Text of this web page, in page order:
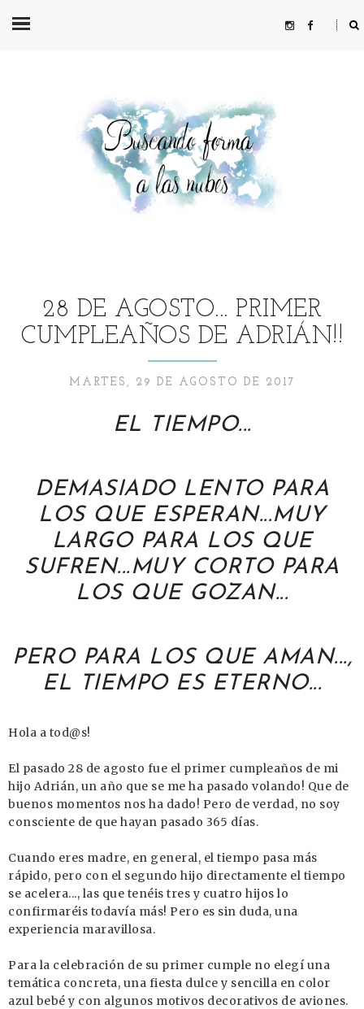
28 DE AGOSTO... PRIMER
CUMPLEAÑOS DE ADRIÁN!!
MARTES, 29 DE AGOSTO DE 2017
EL TIEMPO...
DEMASIADO LENTO PARA
LOS QUE ESPERAN...MUY
LARGO PARA LOS QUE
SUFREN...MUY CORTO PARA
LOS QUE GOZAN...
PERO PARA LOS QUE AMAN...,
EL TIEMPO ES ETERNO...
Hola a tod@s!
El pasado 28 de agosto fue el primer cumpleaños de mi
hijo Adrián, un año que se me ha pasado volando! Que de
buenos momentos nos ha dado! Pero de verdad, no soy
consciente de que hayan pasado 365 días.
Cuando eres madre, en general, el tiempo pasa más
rápido, pero con el segundo hijo directamente el tiempo
se acelera..., las que tenéis tres y cuatro hijos lo
confirmaréis todavía más! Pero es sin duda, una
experiencia maravillosa.
Para la celebración de su primer cumple no elegí una
temática concreta, una fiesta dulce y sencilla en color
azul bebé y con algunos motivos decorativos de aviones.